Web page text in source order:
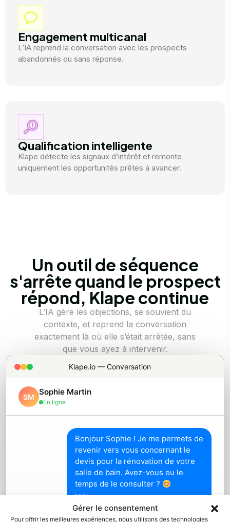
Gérer le consentement
Pour offrir les meilleures expériences, nous utilisons des technologies
Engagement multicanal
L’IA reprend la conversation avec les prospects
abandonnés ou sans réponse.
Qualification intelligente
Klape détecte les signaux d’intérêt et remonte
uniquement les opportunités prêtes à avancer.
Un outil de séquence
s'arrête quand le prospect
répond, Klape continue
L’IA gère les objections, se souvient du
contexte, et reprend la conversation
exactement là où elle s’était arrêtée, sans
que vous ayez à intervenir.
Klape.io — Conversation
SM Sophie Martin
En ligne
Bonjour Sophie ! Je me permets de
revenir vers vous concernant le
devis pour la rénovation de votre
salle de bain. Avez-vous eu le
temps de le consulter ?
14:12
Oui j'ai regardé, le travail proposé